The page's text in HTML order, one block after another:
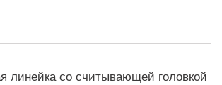
линейка со считывающей головкой